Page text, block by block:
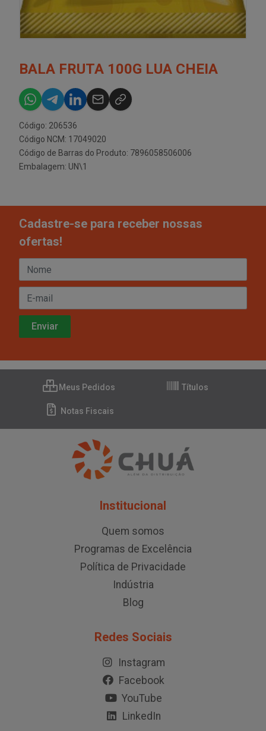
BALA FRUTA 100G LUA CHEIA
Código: 206536
Código NCM: 17049020
Código de Barras do Produto: 7896058506006
Embalagem: UN\1
Cadastre-se para receber nossas
ofertas!
Meus Pedidos Títulos
Notas Fiscais
Institucional
Quem somos
Programas de Excelência
Política de Privacidade
Indústria
Blog
Redes Sociais
Instagram
Facebook
YouTube
LinkedIn